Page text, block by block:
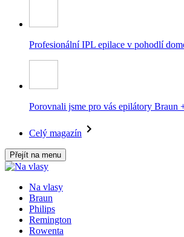
Profesionální IPL epilace v pohodlí
Porovnali jsme pro vás epilátory Braun
Celý magazín
Přejít na menu
Na vlasy
Braun
Philips
Remington
Rowenta